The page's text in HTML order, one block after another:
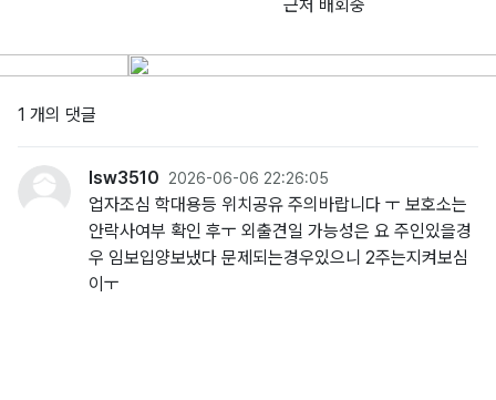
근처 배회중
1 개의 댓글
lsw3510 2026-06-06 22:26:05
업자조심 학대용등 위치공유 주의바랍니다 ㅜ 보호소는
안락사여부 확인 후ㅜ 외출견일 가능성은 요 주인있을경
우 임보입양보냈다 문제되는경우있으니 2주는지켜보심
이ㅜ